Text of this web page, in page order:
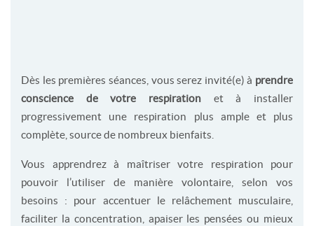
Dès les premières séances, vous serez invité(e) à prendre
conscience de votre respiration et à installer
progressivement une respiration plus ample et plus
complète, source de nombreux bienfaits.
Vous apprendrez à maîtriser votre respiration pour
pouvoir l’utiliser de manière volontaire, selon vos
besoins : pour accentuer le relâchement musculaire,
faciliter la concentration, apaiser les pensées ou mieux